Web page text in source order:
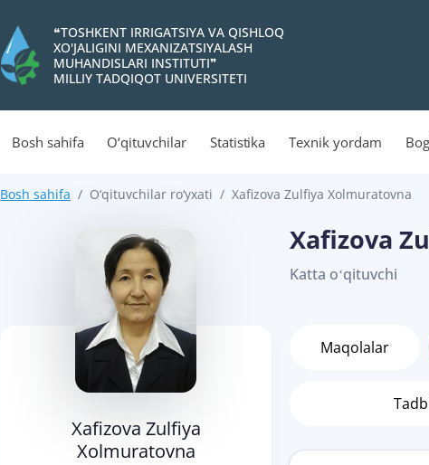
❝TOSHKENT IRRIGATSIYA VA QISHLOQ
XO'JALIGINI MEXANIZATSIYALASH
MUHANDISLARI INSTITUTI❞
MILLIY TADQIQOT UNIVERSITETI
Bosh sahifa O‘qituvchilar Statistika Texnik yordam
Bosh sahifa O‘qituvchilar ro‘yxati Xafizova Zulfiya Xolmuratovna
Xafizova Zulfiya
Xolmuratovna
Xafizova
Katta oʻqituvchi
Maqolalar